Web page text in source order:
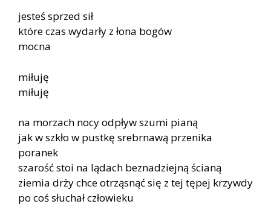
jesteś sprzed sił
które czas wydarły z łona bogów
mocna
miłuję
miłuję
na morzach nocy odpływ szumi pianą
jak w szkło w pustkę srebrnawą przenika
poranek
szarość stoi na lądach beznadziejną ścianą
ziemia drży chce otrząsnąć się z tej tępej krzywdy
po coś słuchał człowieku